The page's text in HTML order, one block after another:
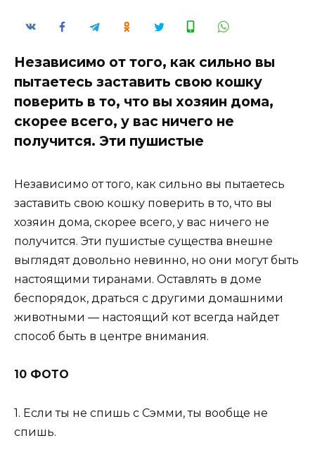
Независимо от того, как сильно вы
пытаетесь заставить свою кошку
поверить в то, что вы хозяин дома,
скорее всего, у вас ничего не
получится. Эти пушистые
Независимо от того, как сильно вы пытаетесь
заставить свою кошку поверить в то, что вы
хозяин дома, скорее всего, у вас ничего не
получится. Эти пушистые существа внешне
выглядят довольно невинно, но они могут быть
настоящими тиранами. Оставлять в доме
беспорядок, драться с другими домашними
животными — настоящий кот всегда найдет
способ быть в центре внимания.
10 ФОТО
1. Если ты не спишь с Сэмми, ты вообще не
спишь.